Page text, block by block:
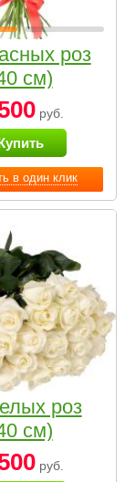
в один клик
роз
см)
руб.
роз
см)
руб.